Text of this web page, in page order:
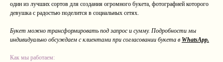
один из лучших сортов для создания огромного букета, фотографией которого
девушка с радостью поделится в социальных сетях.
Букет можно трансформировать под запрос и сумму. Подробности мы
индивидуально обсуждаем с клиентами при согласовании букета в WhatsApp.
Как мы работаем: